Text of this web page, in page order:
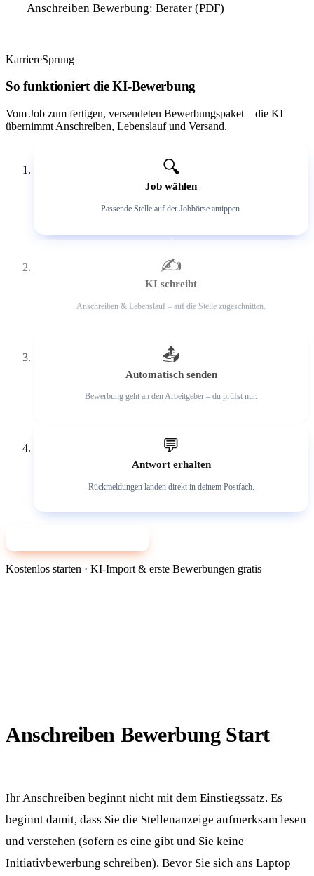
Anschreiben Bewerbung: Berater (PDF)
KarriereSprung
So funktioniert die KI-Bewerbung
Vom Job zum fertigen, versendeten Bewerbungspaket – die KI
übernimmt Anschreiben, Lebenslauf und Versand.
🔍
Job wählen
Passende Stelle auf der Jobbörse antippen.
2
✍️
KI schreibt
Anschreiben & Lebenslauf – auf die Stelle zugeschnitten.
📤
Automatisch senden
Bewerbung geht an den Arbeitgeber – du prüfst nur.
💬
Antwort erhalten
Rückmeldungen landen direkt in deinem Postfach.
Kostenlos starten · KI-Import & erste Bewerbungen gratis
Anschreiben Bewerbung Start
Ihr Anschreiben beginnt nicht mit dem Einstiegssatz. Es
beginnt damit, dass Sie die Stellenanzeige aufmerksam lesen
und verstehen (sofern es eine gibt und Sie keine
Initiativbewerbung schreiben). Bevor Sie sich ans Laptop